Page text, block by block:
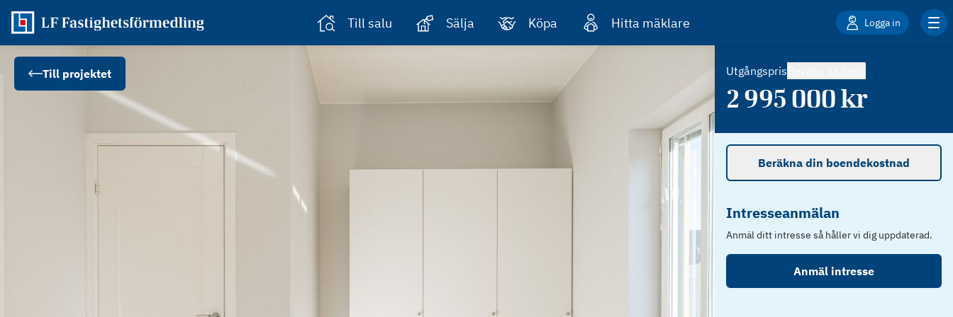
Till salu Sälja Köpa Hitta mäklare Logga in
Utgångspris
2 995 000kr
Beräkna din boendekostnad
Intresseanmälan
Anmäl ditt intresse så håller vi dig uppdaterad.
Anmäl intresse
Till projektet